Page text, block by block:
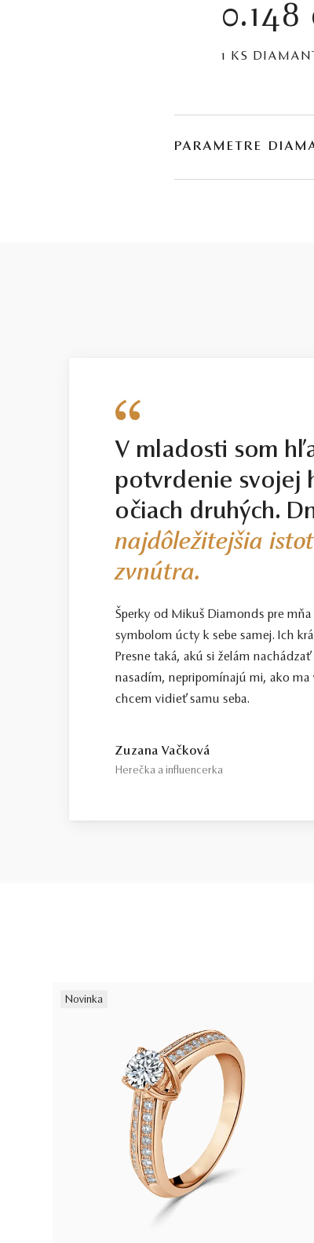
0.148
1 KS
PARAMETRE
V mladosti som
potvrdenie svojej
očiach druhých.
najdôležitejšia
zvnútra.
Šperky od Mikuš Diamonds pre
symbolom úcty k sebe samej. Ich
Presne taká, akú si želám
nasadím, nepripomínajú mi, ako
chcem vidieť samu seba.
Zuzana Vačková
Herečka a influencerka
Novinka